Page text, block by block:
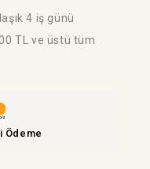
4 iş günü
TL ve üstü tüm
Ödeme